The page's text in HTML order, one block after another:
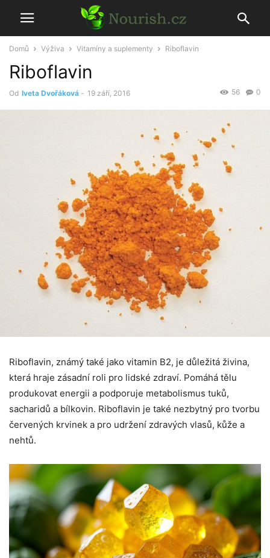
Domů Výživa Vitamíny a suplementy Riboflavin
Riboflavin
Od Iveta Dvořáková - 19 září, 2016 0
56
Riboflavin, známý také jako vitamin B2, je důležitá živina,
která hraje zásadní roli pro lidské zdraví. Pomáhá tělu
produkovat energii a podporuje metabolismus tuků,
sacharidů a bílkovin. Riboflavin je také nezbytný pro tvorbu
červených krvinek a pro udržení zdravých vlasů, kůže a
nehtů.